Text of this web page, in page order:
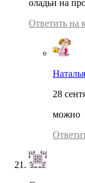
оладьи на
Ответить на
Наталья
28
можно